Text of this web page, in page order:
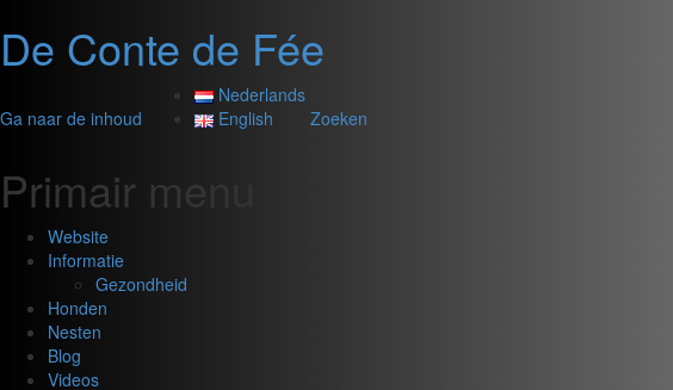
De Conte de Fée
Ga naar de inhoud
Nederlands
English
Zoeken
Primair menu
Website
Informatie
Gezondheid
Honden
Nesten
Blog
Videos